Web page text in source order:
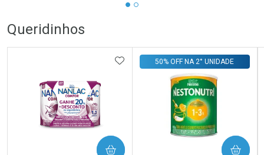
Queridinhos
ADICIONAR AOS FAVORITOS
COMPRAR
50% OFF NA 2° UNIDADE
COMPRAR